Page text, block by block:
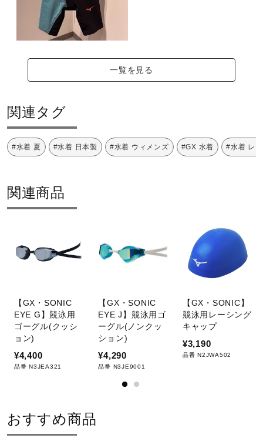
一覧を見る
関連タグ
#水着 夏 #水着 日本製 #水着 ウィメンズ #GX 水着 #水着 レ
関連商品
【GX・SONIC
EYE G】競泳用
ゴーグル(クッシ
ョン)
¥4,400
品番 N3JEA321
【GX・SONIC
EYE J】競泳用ゴ
ーグル(ノンクッ
ション)
¥4,290
品番 N3JE9001
【GX・SONIC】
競泳用レーシング
キャップ
¥3,190
品番 N2JWA502
おすすめ商品